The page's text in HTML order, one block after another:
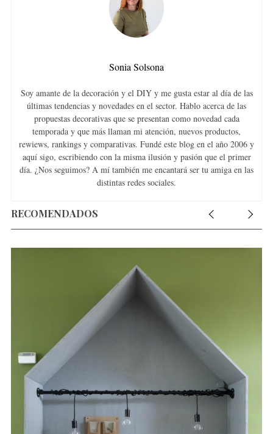
Sonia Solsona
Soy amante de la decoración y el DIY y me gusta estar al día de las
últimas tendencias y novedades en el sector. Hablo acerca de las
propuestas decorativas que se presentan como novedad cada
temporada y que más llaman mi atención, nuevos productos,
rewiews, rankings y comparativas. Fundé este blog en el año 2006 y
aquí sigo, escribiendo con la misma ilusión y pasión que el primer
día. ¿Nos seguimos? A mí también me encantará ser tu amiga en las
distintas redes sociales.
RECOMENDADOS